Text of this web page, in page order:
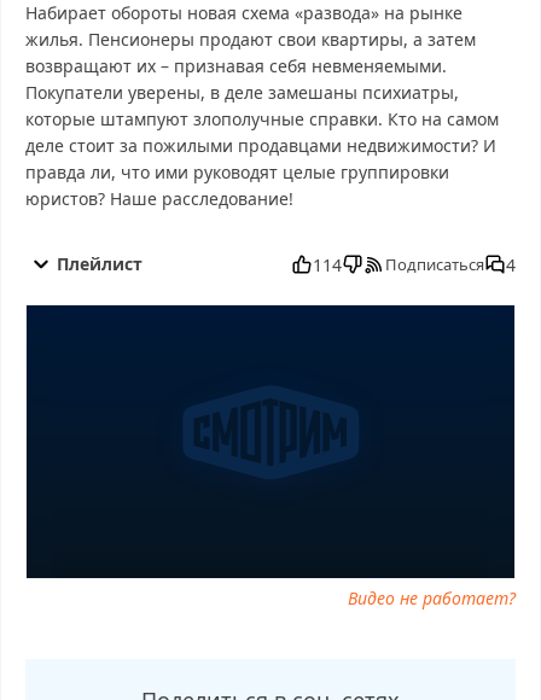
Набирает обороты новая схема «развода» на рынке
жилья. Пенсионеры продают свои квартиры, а затем
возвращают их – признавая себя невменяемыми.
Покупатели уверены, в деле замешаны психиатры,
которые штампуют злополучные справки. Кто на самом
деле стоит за пожилыми продавцами недвижимости? И
правда ли, что ими руководят целые группировки
юристов? Наше расследование!
от 01.12.2025 смотреть онлайн, Малахов от 01.12.2025
выпуск, Малахов от 01.12.2025 сегодня смотреть, Малахов от
телепередача, прямой эфир Малахов от 01.12.2025 онлайн
бесплатно, программа Малахов от 01.12.2025, смотреть
Малахов от 01.12.2025 онлайн, самое интересное в Малахов от
01.12.2025, Малахов от 01.12.2025 смотреть сегодня, смотреть
Плейлист 114 Подписаться 4
Видео не работает?